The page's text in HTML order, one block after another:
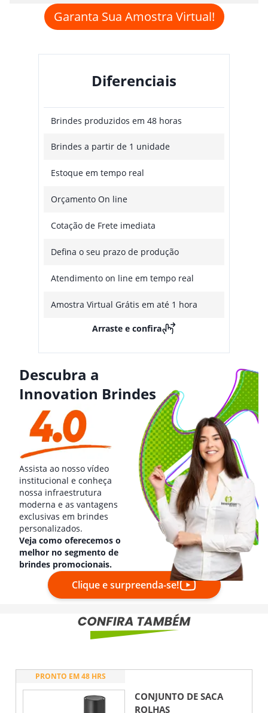
Garanta Sua Amostra Virtual!
Diferenciais
Brindes produzidos em 48 horas
Brindes a partir de 1 unidade
Estoque em tempo real
Orçamento On line
Cotação de Frete imediata
Defina o seu prazo de produção
Atendimento on line em tempo real
Amostra Virtual Grátis em até 1 hora
Arraste e confira
Descubra a
Innovation Brindes
Assista ao nosso vídeo
institucional e conheça
nossa infraestrutura
moderna e as vantagens
exclusivas em brindes
personalizados.
Veja como oferecemos o
melhor no segmento de
brindes promocionais.
Clique e surpreenda-se!
PRONTO EM 48 HRS
CONJUNTO DE SACA
ROLHAS